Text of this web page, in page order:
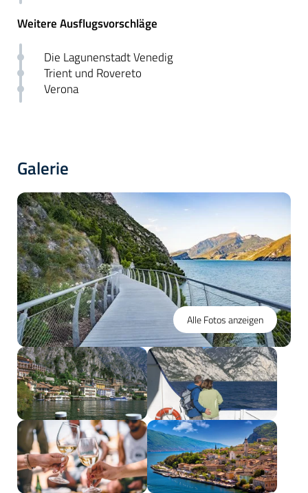
Weitere Ausflugsvorschläge
Die Lagunenstadt Venedig
Trient und Rovereto
Verona
Galerie
Alle Fotos anzeigen